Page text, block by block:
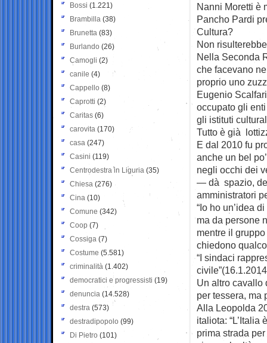
Nanni Moretti è
Pancho Pardi
Cultura?
Non
Nella Seconda
che facevano
proprio uno
Eugenio
occupato gli
gli istituti
Tutto è già
E dal 2010 fu
anche un bel
negli occhi dei
— dà spazio,
amministratori
“Io ho un’idea
ma da persone
mentre il
chiedono
“I sindaci
Un altro cavallo
per tessera, ma
Alla Leopolda
italiota:
prima strada
Bossi (1.221)
Brambilla (38)
Brunetta (83)
Burlando (26)
Camogli (2)
canile (4)
Cappello (8)
Caprotti (2)
Caritas (6)
carovita (170)
casa (247)
Casini (119)
Centrodestra in Liguria (35)
Chiesa (276)
Cina (10)
Comune (342)
Coop (7)
Cossiga (7)
Costume (5.581)
criminalità (1.402)
democratici e progressisti (19)
denuncia (14.528)
destra (573)
destradipopolo (99)
Di Pietro (101)